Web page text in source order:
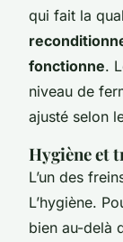
qui fait la
fonctionne.
niveau de
ajusté selon
Hygiène et
L’un des
L’hygiène.
bien au-delà